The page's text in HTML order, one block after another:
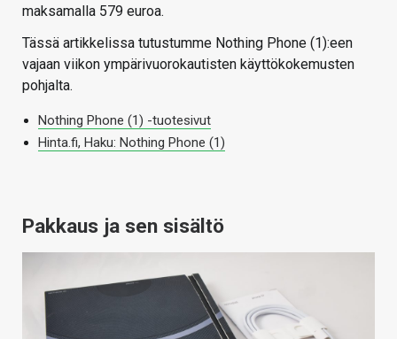
maksamalla 579 euroa.
Tässä artikkelissa tutustumme Nothing Phone (1):een
vajaan viikon ympärivuorokautisten käyttökokemusten
pohjalta.
Nothing Phone (1) -tuotesivut
Hinta.fi, Haku: Nothing Phone (1)
Pakkaus ja sen sisältö